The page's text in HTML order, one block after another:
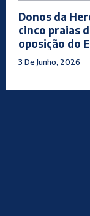
Donos da
cinco praias
oposição do
3 De Junho, 2026